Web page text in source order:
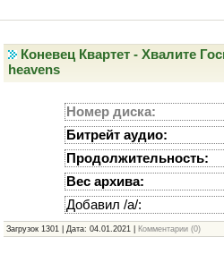
Коневец Квартет - Хвалите
heavens
Номер диска:
Битрейт аудио:
Продолжительность:
Вес архива:
Добавил /а/:
Загрузок 1301 | Дата:04.01.2021 Комментарии (0)